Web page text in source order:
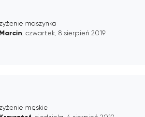
maszynka
Marcin , czwartek, 8 sierpień 2019
męskie